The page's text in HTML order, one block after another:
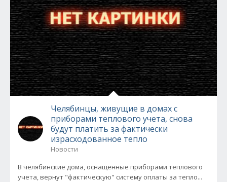
Челябинцы, живущие в домах с
приборами теплового учета, снова
будут платить за фактически
израсходованное тепло
Новости
В челябинские дома, оснащенные приборами теплового
учета, вернут "фактическую" систему оплаты за тепло...